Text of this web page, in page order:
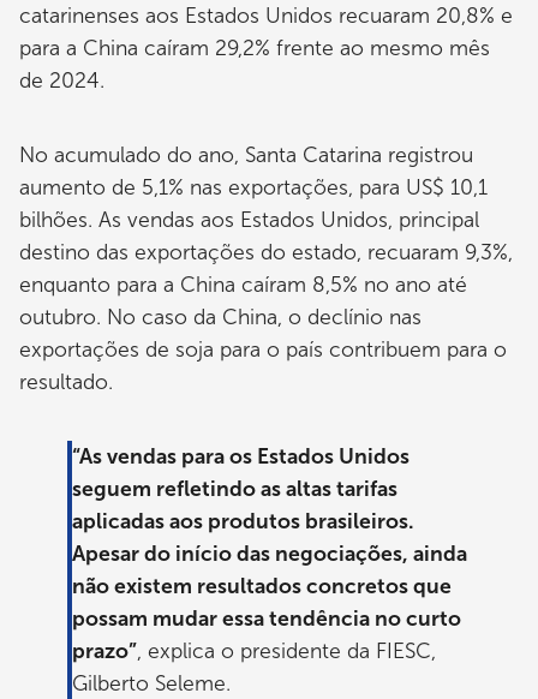
catarinenses aos Estados Unidos recuaram 20,8% e
para a China caíram 29,2% frente ao mesmo mês
de 2024.
No acumulado do ano, Santa Catarina registrou
aumento de 5,1% nas exportações, para US$ 10,1
bilhões. As vendas aos Estados Unidos, principal
destino das exportações do estado, recuaram 9,3%,
enquanto para a China caíram 8,5% no ano até
outubro. No caso da China, o declínio nas
exportações de soja para o país contribuem para o
resultado.
“As vendas para os Estados Unidos
seguem refletindo as altas tarifas
aplicadas aos produtos brasileiros.
Apesar do início das negociações, ainda
não existem resultados concretos que
possam mudar essa tendência no curto
prazo”, explica o presidente da FIESC,
Gilberto Seleme.